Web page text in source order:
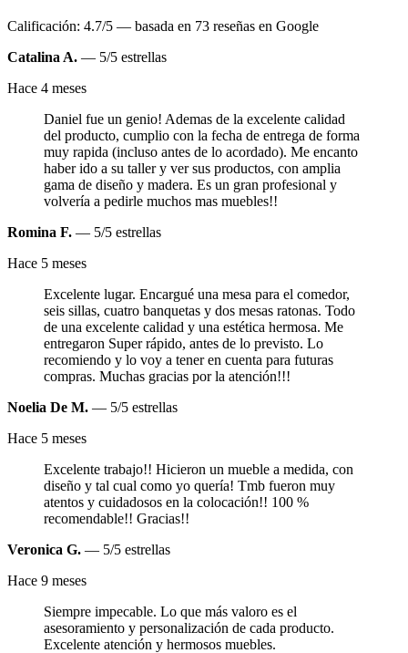
Calificación: 4.7/5 — basada en 73 reseñas en Google
Catalina A. — 5/5 estrellas
Hace 4 meses
Daniel fue un genio! Ademas de la excelente calidad
del producto, cumplio con la fecha de entrega de forma
muy rapida (incluso antes de lo acordado). Me encanto
haber ido a su taller y ver sus productos, con amplia
gama de diseño y madera. Es un gran profesional y
volvería a pedirle muchos mas muebles!!
Romina F. — 5/5 estrellas
Hace 5 meses
Excelente lugar. Encargué una mesa para el comedor,
seis sillas, cuatro banquetas y dos mesas ratonas. Todo
de una excelente calidad y una estética hermosa. Me
entregaron Super rápido, antes de lo previsto. Lo
recomiendo y lo voy a tener en cuenta para futuras
compras. Muchas gracias por la atención!!!
Noelia De M. — 5/5 estrellas
Hace 5 meses
Excelente trabajo!! Hicieron un mueble a medida, con
diseño y tal cual como yo quería! Tmb fueron muy
atentos y cuidadosos en la colocación!! 100 %
recomendable!! Gracias!!
Veronica G. — 5/5 estrellas
Hace 9 meses
Siempre impecable. Lo que más valoro es el
asesoramiento y personalización de cada producto.
Excelente atención y hermosos muebles.